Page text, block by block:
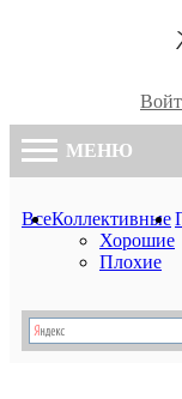
МЕНЮ
ВсеКоллективные
Хорошие
Плохие